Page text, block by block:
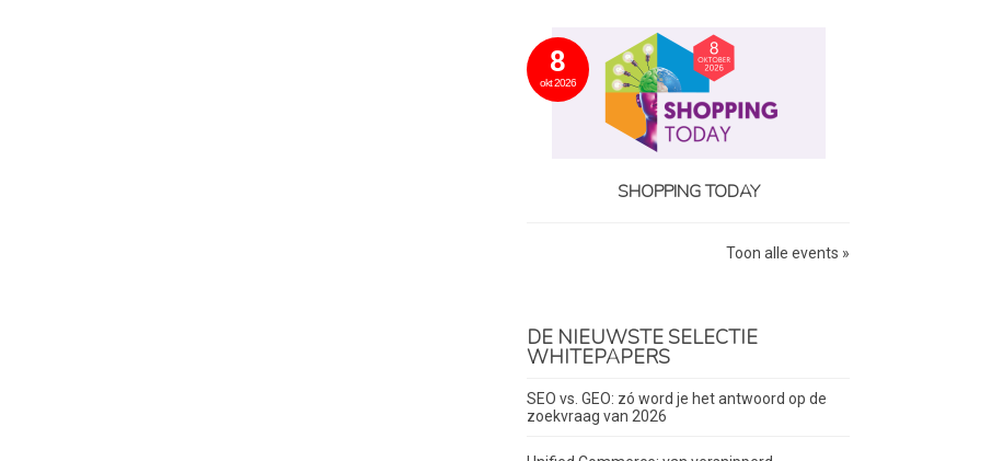
8
okt 2026
SHOPPING TODAY
Toon alle events »
DE NIEUWSTE SELECTIE
WHITEPAPERS
SEO vs. GEO: zó word je het antwoord op de
zoekvraag van 2026